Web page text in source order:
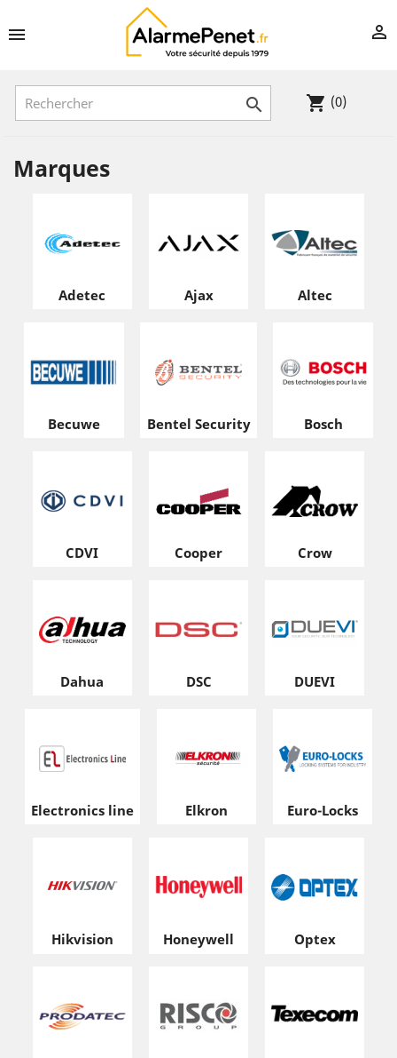
 
 shopping_cart (0)
Marques
Adetec Ajax Altec
Becuwe Bentel Security Bosch
CDVI Cooper Crow
Dahua DSC DUEVI
Electronics line Elkron Euro-Locks
Hikvision Honeywell Optex